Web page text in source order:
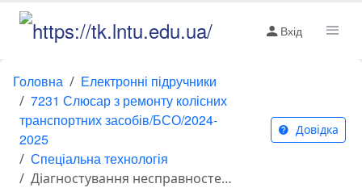
Вхід
Головна
Електронні підручники
7231 Слюсар з ремонту колісних
транспортних засобів/БСО/2024-
2025
Спеціальна технологія
Діагностування несправностей системи живлення дизельних двигунів
Довідка